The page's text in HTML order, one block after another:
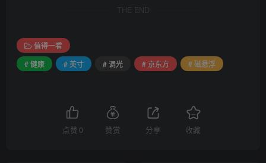
THE END
值得一看
# 健康
# 英寸 # 调光 # 京东方 # 磁悬浮
点赞 0 赞赏 分享 收藏